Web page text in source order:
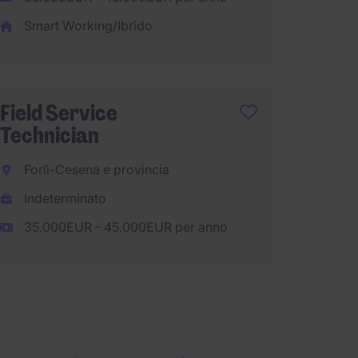
Smart Working/Ibrido
Field Service
Technician
Forlì-Cesena e provincia
Indeterminato
35.000EUR - 45.000EUR per anno